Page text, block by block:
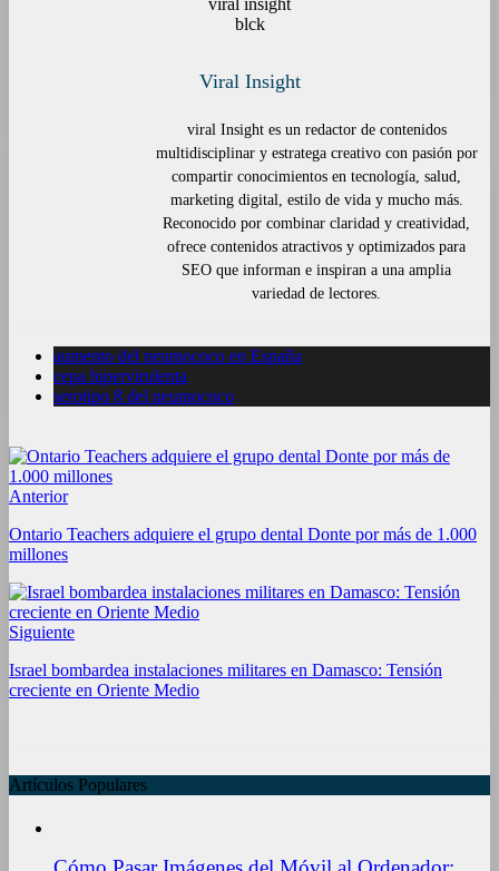
Viral Insight
viral Insight es un redactor de contenidos
multidisciplinar y estratega creativo con pasión por
compartir conocimientos en tecnología, salud,
marketing digital, estilo de vida y mucho más.
Reconocido por combinar claridad y creatividad,
ofrece contenidos atractivos y optimizados para
SEO que informan e inspiran a una amplia
variedad de lectores.
aumento del neumococo en España
cepa hipervirulenta
serotipo 8 del neumococo
Anterior
Ontario Teachers adquiere el grupo dental Donte por más de 1.000
millones
Siguiente
Israel bombardea instalaciones militares en Damasco: Tensión
creciente en Oriente Medio
Artículos Populares